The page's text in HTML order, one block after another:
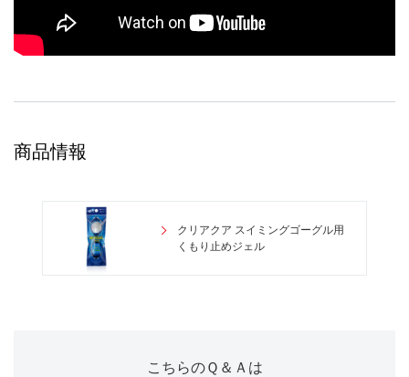
商品情報
クリアクア スイミングゴーグル用
くもり止めジェル
こちらのＱ＆Ａは